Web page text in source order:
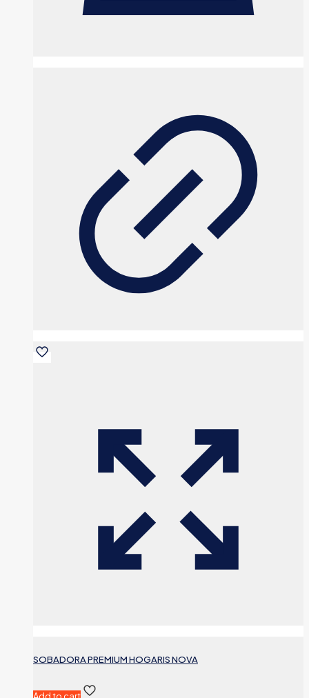
SOBADORA PREMIUM HOGARIS NOVA
Add to cart